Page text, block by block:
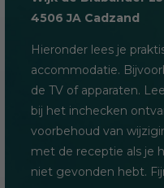
4506 JA Cadzand
Hieronder lees je
accommodatie.
de TV of apparaten.
bij het inchecken
voorbehoud van
met de receptie als je
niet gevonden hebt.